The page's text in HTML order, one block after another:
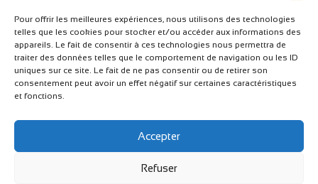
Pour offrir les meilleures expériences, nous utilisons des technologies
telles que les cookies pour stocker et/ou accéder aux informations des
appareils. Le fait de consentir à ces technologies nous permettra de
traiter des données telles que le comportement de navigation ou les ID
uniques sur ce site. Le fait de ne pas consentir ou de retirer son
consentement peut avoir un effet négatif sur certaines caractéristiques
et fonctions.
Accepter
Refuser
Contact
Réalisations
Blog
Politique de cookies (UE)